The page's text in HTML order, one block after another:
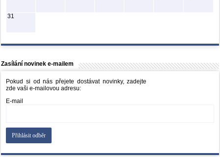
31
Zasílání novinek e-mailem
Pokud si od nás přejete dostávat novinky, zadejte
zde vaši e-mailovou adresu:
E-mail